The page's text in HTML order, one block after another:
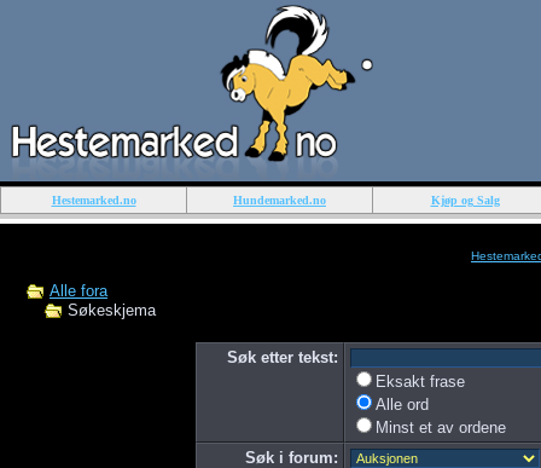
Hestemarked.no Hundemarked.no Kjøp og Salg
Alle fora
Søkeskjema
Søk etter tekst:
Eksakt frase
Alle ord
Minst et av ordene
Søk i forum: